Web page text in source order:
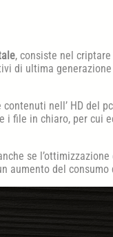
, consiste nel
di ultima
nell’ HD del
file in chiaro, per cui
se
aumento del